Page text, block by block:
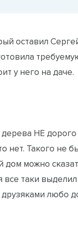
оставил
у него на даче.
дерева НЕ
нет. Такого не
дом можно
все таки
любо